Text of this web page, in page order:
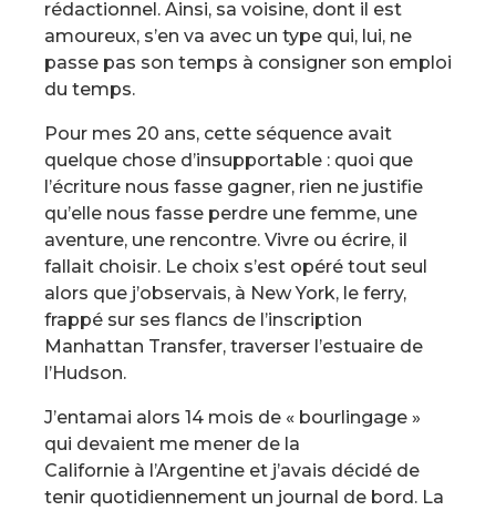
rédactionnel. Ainsi, sa voisine, dont il est
amoureux, s’en va avec un type qui, lui, ne
passe pas son temps à consigner son emploi
du temps.
Pour mes 20 ans, cette séquence avait
quelque chose d’insupportable : quoi que
l’écriture nous fasse gagner, rien ne justifie
qu’elle nous fasse perdre une femme, une
aventure, une rencontre. Vivre ou écrire, il
fallait choisir. Le choix s’est opéré tout seul
alors que j’observais, à New York, le ferry,
frappé sur ses flancs de l’inscription
Manhattan Transfer, traverser l’estuaire de
l’Hudson.
J’entamai alors 14 mois de « bourlingage »
qui devaient me mener de la
Californie à l’Argentine et j’avais décidé de
tenir quotidiennement un journal de bord. La